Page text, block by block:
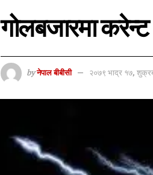
गोलबजारमा करेन्ट
by नेपाल बीबीसी २०७९ भाद्र १७,